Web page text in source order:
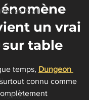
Réel
rôlistes
un vrai
table
sur 5.
temps, Dungeon
connu comme